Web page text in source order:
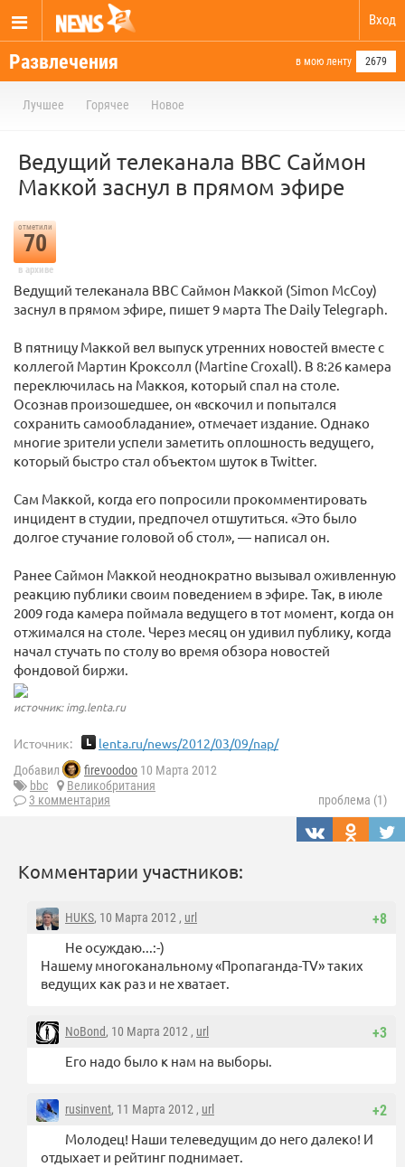
Вход
Развлечения в мою ленту 2679
Лучшее Горячее Новое
Ведущий телеканала BBC Саймон
Маккой заснул в прямом эфире
отметили
70
в архиве
Ведущий телеканала BBC Саймон Маккой (Simon McCoy)
заснул в прямом эфире, пишет 9 марта The Daily Telegraph.
В пятницу Маккой вел выпуск утренних новостей вместе с
коллегой Мартин Кроксолл (Martine Croxall). В 8:26 камера
переключилась на Маккоя, который спал на столе.
Осознав произошедшее, он «вскочил и попытался
сохранить самообладание», отмечает издание. Однако
многие зрители успели заметить оплошность ведущего,
который быстро стал объектом шуток в Twitter.
Сам Маккой, когда его попросили прокомментировать
инцидент в студии, предпочел отшутиться. «Это было
долгое стучание головой об стол», — написал он.
Ранее Саймон Маккой неоднократно вызывал оживленную
реакцию публики своим поведением в эфире. Так, в июле
2009 года камера поймала ведущего в тот момент, когда он
отжимался на столе. Через месяц он удивил публику, когда
начал стучать по столу во время обзора новостей
фондовой биржи.
источник: img.lenta.ru
Источник: lenta.ru/news/2012/03/09/nap/
Добавил firevoodoo 10 Марта 2012
bbc
Великобритания
3 комментария
проблема (1)
Комментарии участников:
+8
HUKS, 10 Марта 2012 , url
Не осуждаю...:-)
Нашему многоканальному «Пропаганда-TV» таких
ведущих как раз и не хватает.
+3
NoBond, 10 Марта 2012 , url
Его надо было к нам на выборы.
+2
rusinvent, 11 Марта 2012 , url
Молодец! Наши телеведущим до него далеко! И
отдыхает и рейтинг поднимает.